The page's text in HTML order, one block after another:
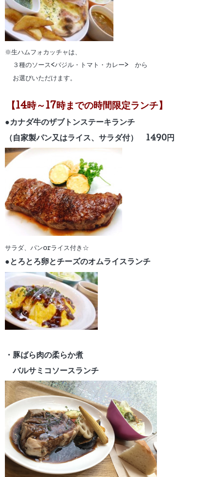
※生ハムフォカッチャは、
３種のソース<バジル・トマト・カレー> から
お選びいただけます。
【14時～17時までの時間限定ランチ】
●カナダ牛のザブトンステーキランチ
（自家製パン又はライス、サラダ付） 1490円
サラダ、パンorライス付き☆
●とろとろ卵とチーズのオムライスランチ
・豚ばら肉の柔らか煮
バルサミコソースランチ